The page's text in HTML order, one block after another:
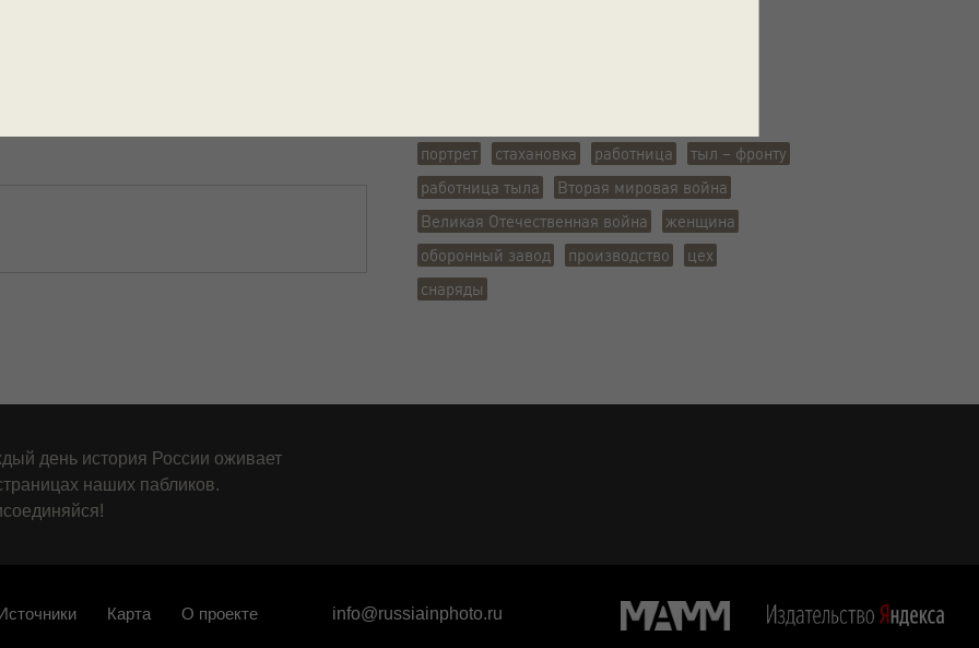
портрет стахановка работница
тыл – фронту
работница тыла
Вторая мировая война
Великая Отечественная война
женщина
оборонный завод
производство
цех
снаряды
на производстве боеприпасов и в
до 90 % работников. Подготовка новых
непосредственно на рабочих местах.
– фронту»
день история России оживает
наших пабликов.
Карта О проекте info@russiainphoto.ru